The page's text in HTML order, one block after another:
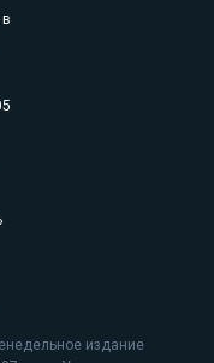
издание